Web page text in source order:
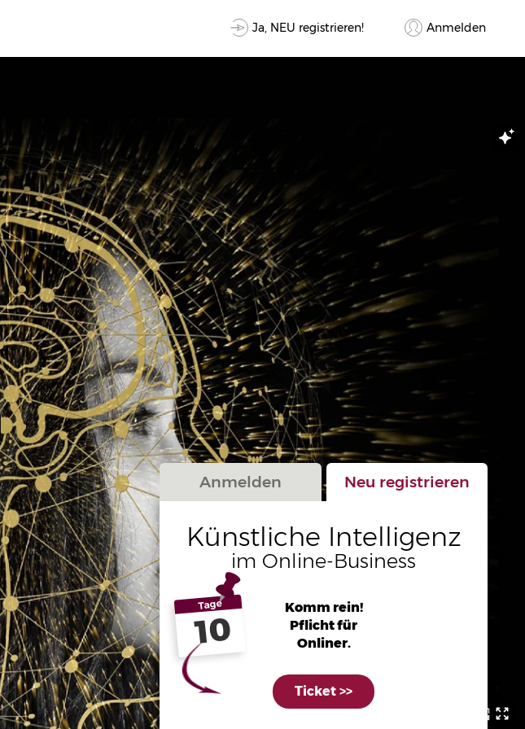
Ja, NEU registrieren! Anmelden
Anmelden Neu registrieren
Künstliche Intelligenz
im Online-Business
Komm rein!
Pflicht für
Onliner.
Tage
10
Ticket >>